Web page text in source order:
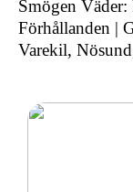
Smögen
Förhållanden |
Varekil,